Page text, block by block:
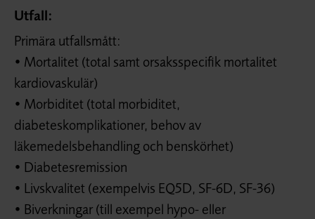
Utfall:
Primära utfallsmått:
• Mortalitet (total samt orsaksspecifik mortalitet
kardiovaskulär)
• Morbiditet (total morbiditet,
diabeteskomplikationer, behov av
läkemedelsbehandling och benskörhet)
• Diabetesremission
• Livskvalitet (exempelvis EQ5D, SF-6D, SF-36)
• Biverkningar (till exempel hypo- eller